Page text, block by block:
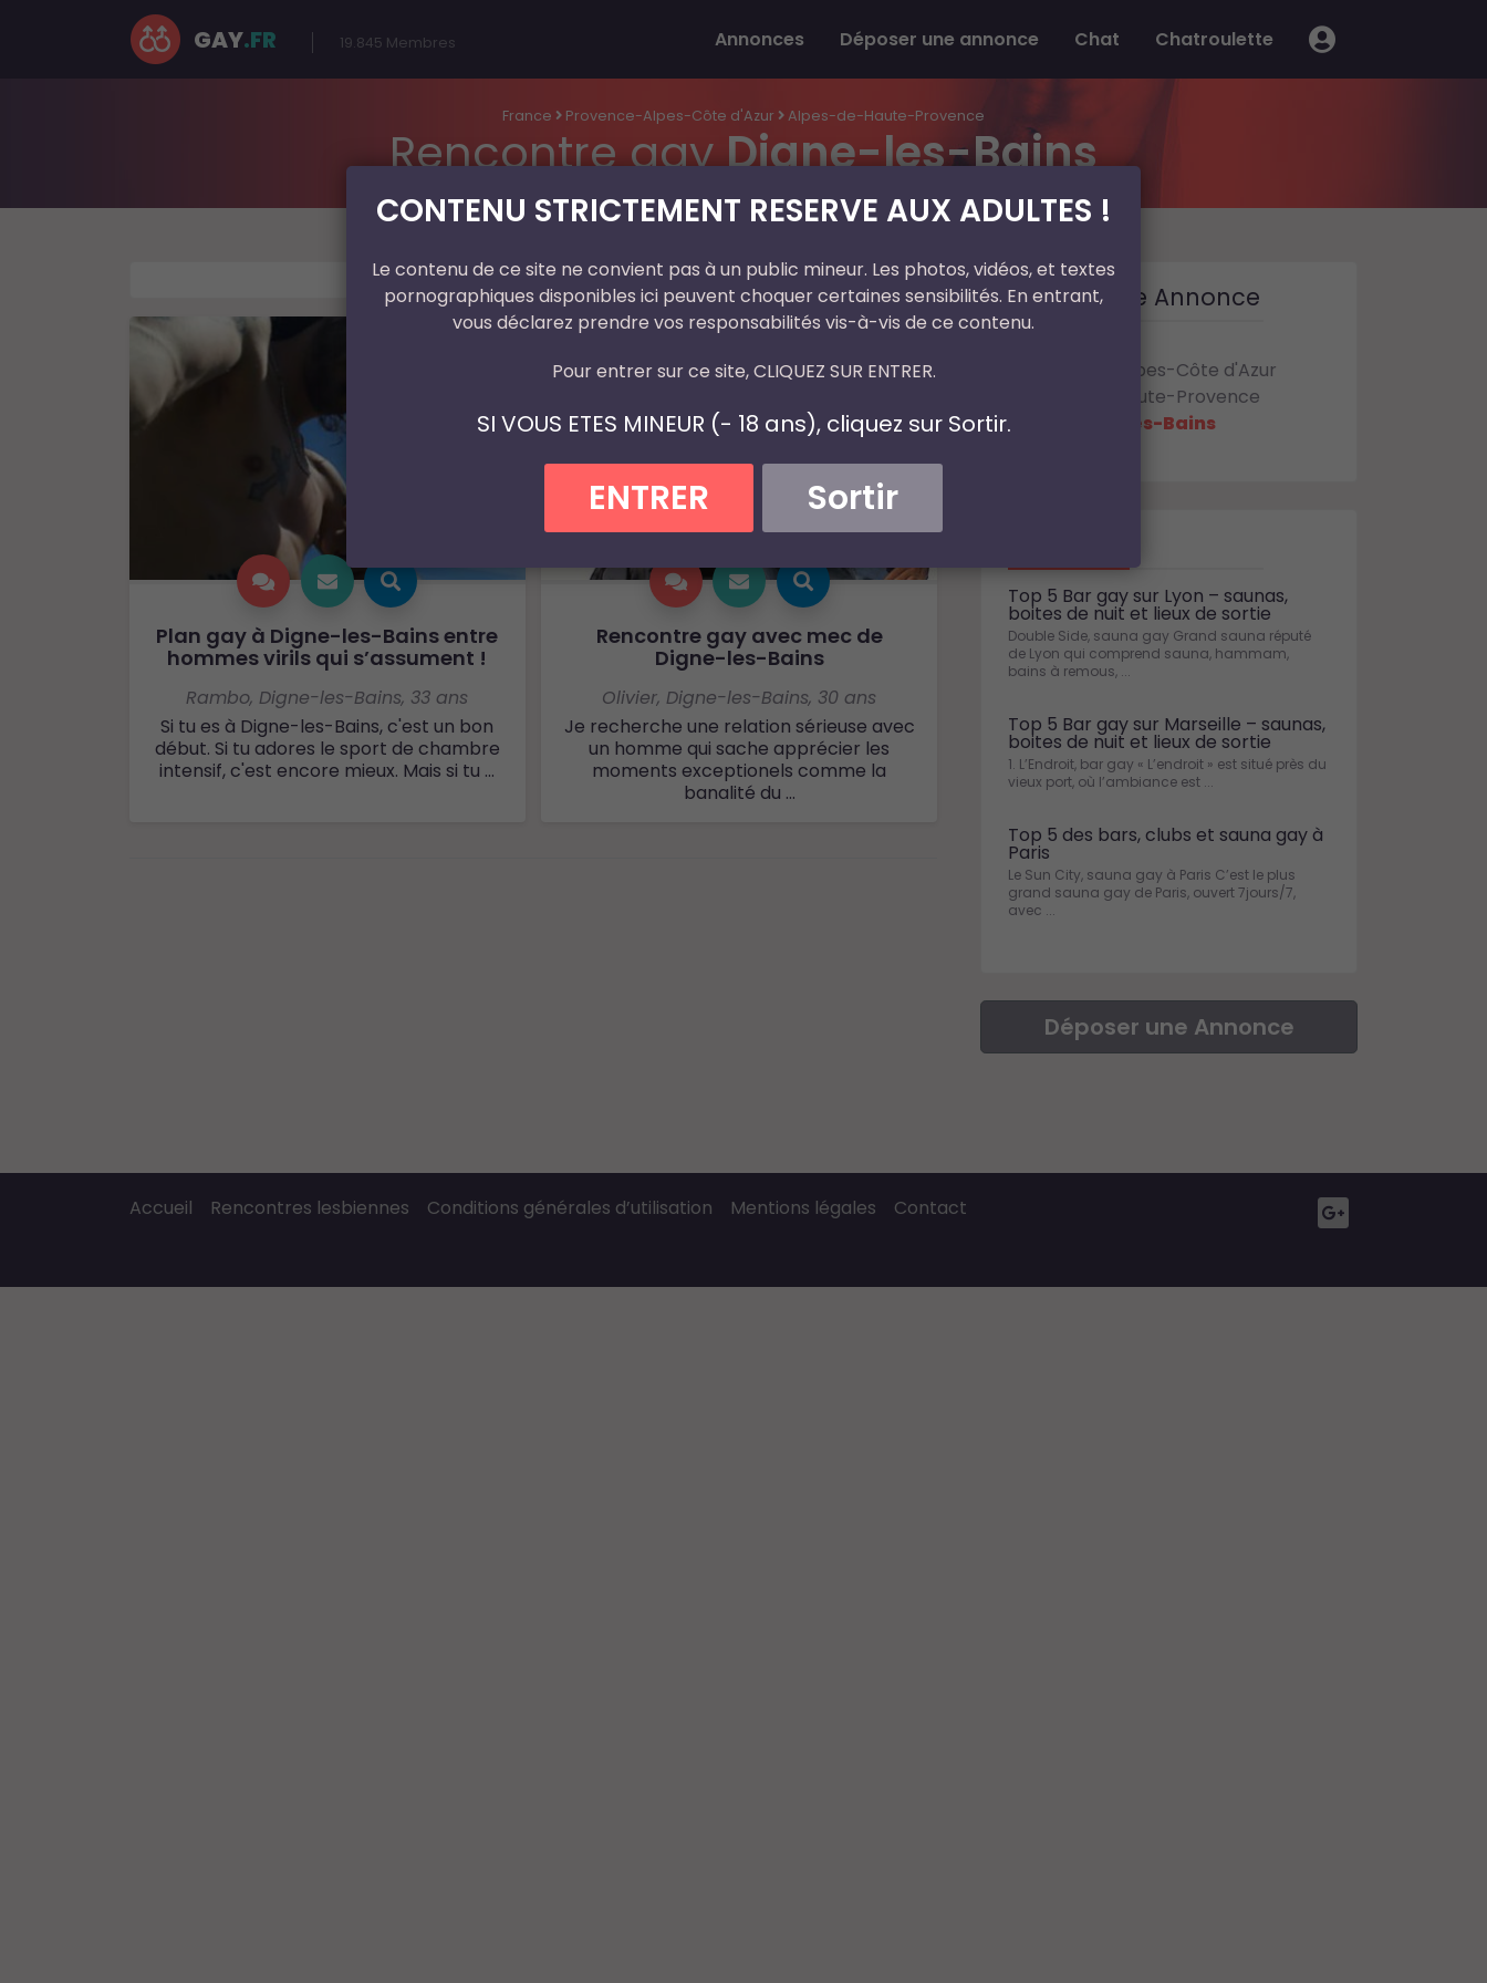
CONTENU STRICTEMENT RESERVE AUX ADULTES !
Le contenu de ce site ne convient pas à un public mineur. Les photos, vidéos, et textes
pornographiques disponibles ici peuvent choquer certaines sensibilités. En entrant,
vous déclarez prendre vos responsabilités vis-à-vis de ce contenu.
Pour entrer sur ce site, CLIQUEZ SUR ENTRER.
SI VOUS ETES MINEUR (- 18 ans), cliquez sur Sortir.
ENTRER Sortir
GAY.FR 19.845 Membres Annonces Déposer une annonce Chat Chatroulette
France Provence-Alpes-Côte d'Azur Alpes-de-Haute-Provence
Rencontre gayDigne-les-Bains
Plan gay à Digne-les-Bains entre
hommes virils qui s’assument !
Rambo,Digne-les-Bains, 33 ans
Si tu es à Digne-les-Bains, c'est un bon
début. Si tu adores le sport de chambre
intensif, c'est encore mieux. Mais si tu ...
Rencontre gay avec mec de
Digne-les-Bains
Olivier,Digne-les-Bains, 30 ans
Je recherche une relation sérieuse avec
un homme qui sache apprécier les
moments exceptionels comme la
banalité du ...
Trouver une Annonce
Provence-Alpes-Côte d'Azur
Alpes-de-Haute-Provence
Digne-les-Bains
Top 5 Bar gay sur Lyon – saunas,
boites de nuit et lieux de sortie
Double Side, sauna gay Grand sauna réputé
de Lyon qui comprend sauna, hammam,
bains à remous, ...
Top 5 Bar gay sur Marseille – saunas,
boites de nuit et lieux de sortie
1. L’Endroit, bar gay « L’endroit » est situé près du
vieux port, où l’ambiance est ...
Top 5 des bars, clubs et sauna gay à
Paris
Le Sun City, sauna gay à Paris C’est le plus
grand sauna gay de Paris, ouvert 7jours/7,
avec ...
Déposer une Annonce
Accueil Rencontres lesbiennes Conditions générales d’utilisation Mentions légales Contact